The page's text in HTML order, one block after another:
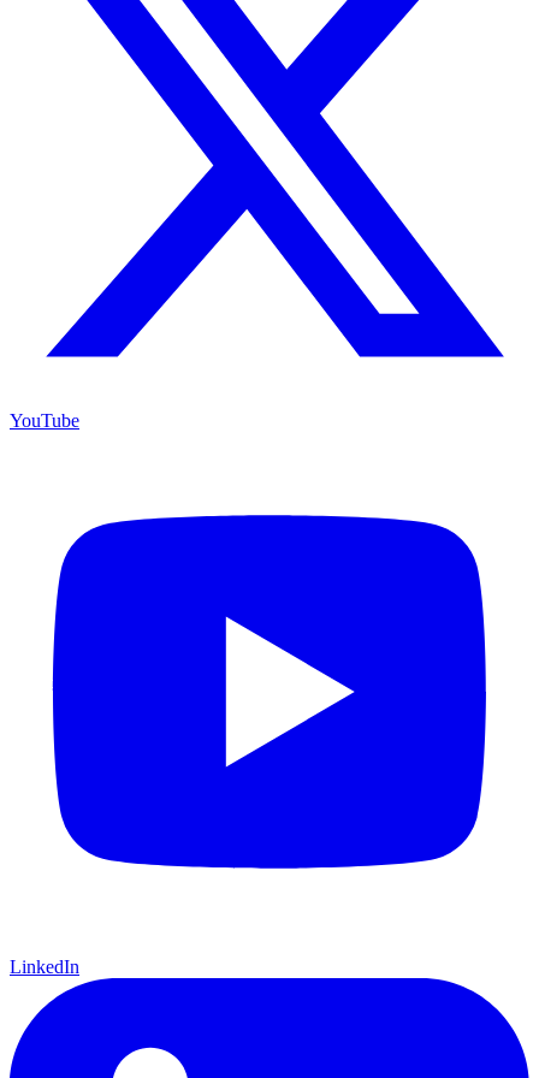
YouTube
LinkedIn